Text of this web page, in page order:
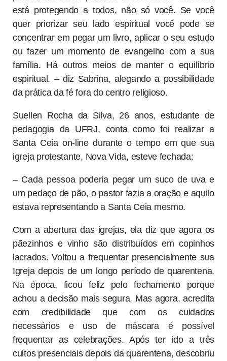
está protegendo a todos, não só você. Se você
quer priorizar seu lado espiritual você pode se
concentrar em pegar um livro, aplicar o seu estudo
ou fazer um momento de evangelho com a sua
família. Há outros meios de manter o equilíbrio
espiritual. – diz Sabrina, alegando a possibilidade
da prática da fé fora do centro religioso.
Suellen Rocha da Silva, 26 anos, estudante de
pedagogia da UFRJ, conta como foi realizar a
Santa Ceia on-line durante o tempo em que sua
igreja protestante, Nova Vida, esteve fechada:
– Cada pessoa poderia pegar um suco de uva e
um pedaço de pão, o pastor fazia a oração e aquilo
estava representando a Santa Ceia mesmo.
Com a abertura das igrejas, ela diz que agora os
pãezinhos e vinho são distribuídos em copinhos
lacrados. Voltou a frequentar presencialmente sua
Igreja depois de um longo período de quarentena.
Na época, ficou feliz pelo fechamento porque
achou a decisão mais segura. Mas agora, acredita
com credibilidade que com os cuidados
necessários e uso de máscara é possível
frequentar as celebrações. Após ter ido a três
cultos presenciais depois da quarentena, descobriu